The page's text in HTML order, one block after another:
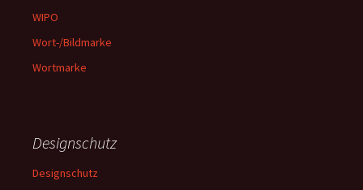
WIPO
Wort-/Bildmarke
Wortmarke
Designschutz
Designschutz